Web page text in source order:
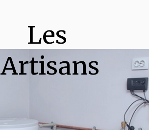
Les
Artisans